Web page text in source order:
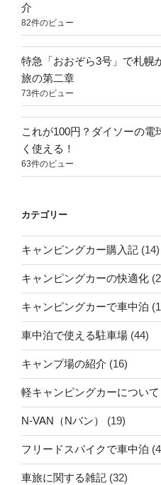
介
82件のビュー
特急「おおぞら3号」で札幌
旅の第二章
73件のビュー
これが100円？ダイソーの電
く使える！
63件のビュー
カテゴリー
キャンピングカー購入記 (14)
キャンピングカーの快適化
キャンピングカーで車中泊
車中泊で使える駐車場 (44)
キャンプ場の紹介 (16)
軽キャンピングカーについて
N-VAN（Nバン） (19)
フリードスパイクで車中泊
車旅に関する雑記 (32)